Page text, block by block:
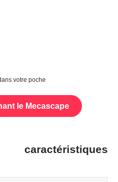
votre poche
le Mecascape